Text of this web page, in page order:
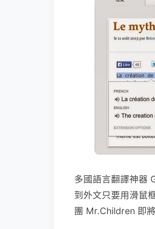
多國語言翻譯神器
到外文只要用滑鼠
團 Mr.Children 即